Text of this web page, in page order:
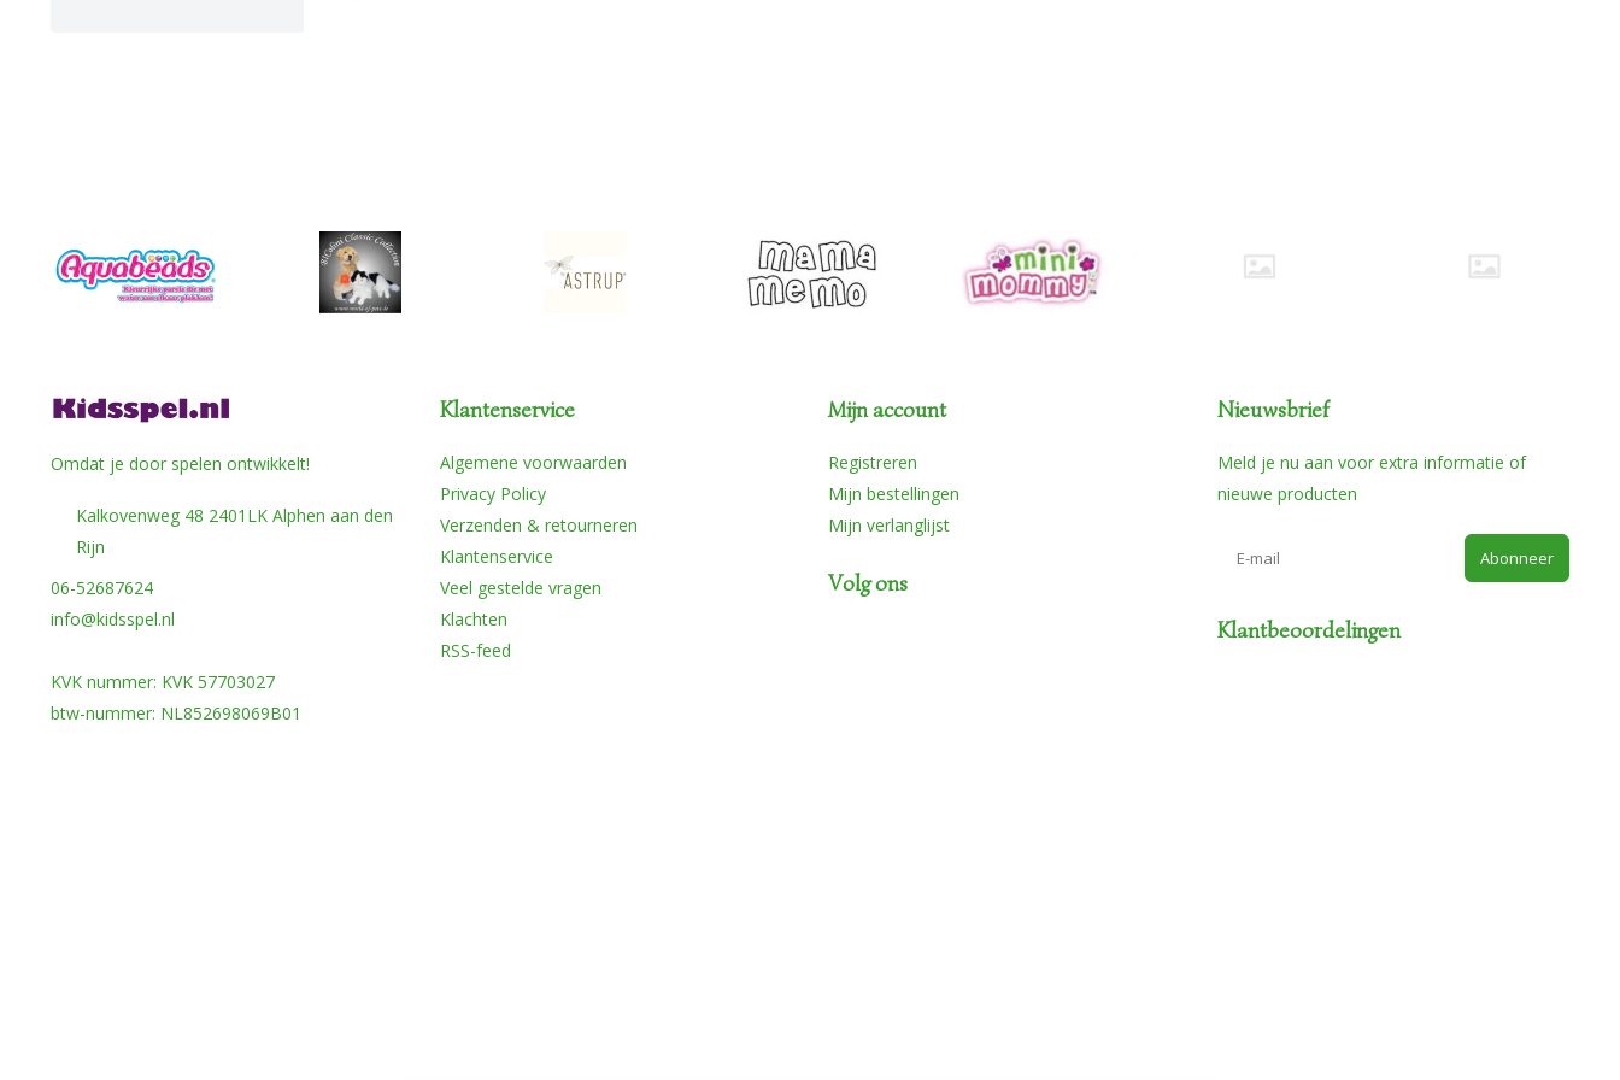
Omdat je door spelen ontwikkelt!
Kalkovenweg 48 2401LK Alphen aan den
Rijn
06-52687624
info@kidsspel.nl
KVK nummer: KVK 57703027
btw-nummer: NL852698069B01
Klantenservice
Algemene voorwaarden
Privacy Policy
Verzenden & retourneren
Klantenservice
Veel gestelde vragen
Klachten
RSS-feed
Mijn account
Registreren
Mijn bestellingen
Mijn verlanglijst
Volg ons
Nieuwsbrief
Meld je nu aan voor extra informatie of
nieuwe producten
Abonneer
Klantbeoordelingen